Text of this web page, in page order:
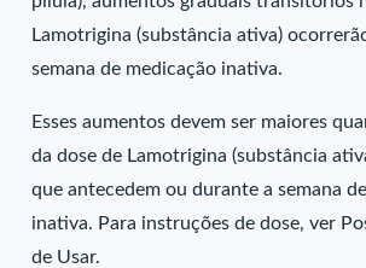
Lamotrigina (substância ativa)
semana de medicação inativa.
Esses aumentos devem ser maiores
da dose de Lamotrigina (substância
que antecedem ou durante a semana
inativa. Para instruções de dose, ver
de Usar.